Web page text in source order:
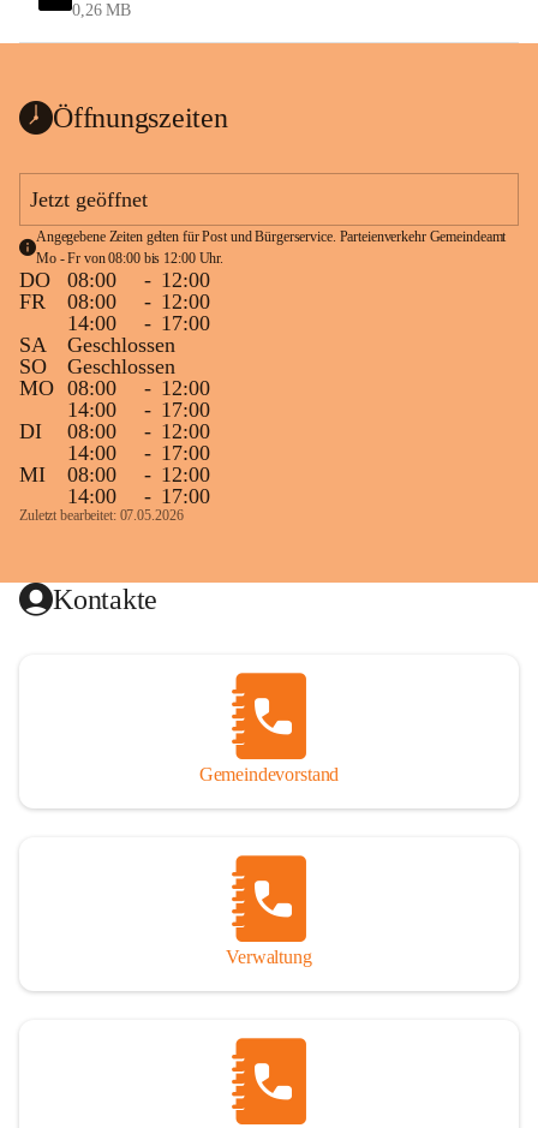
0,26 MB
Öffnungszeiten
Jetzt geöffnet
Angegebene Zeiten gelten für Post und Bürgerservice. Parteienverkehr Gemeindeamt
Mo - Fr von 08:00 bis 12:00 Uhr.
DO 08:00 - 12:00
FR
08:00 - 12:00
14:00
- 17:00
SA
Geschlossen
SO
Geschlossen
MO 08:00 - 12:00
14:00
- 17:00
DI
08:00 - 12:00
14:00
- 17:00
MI
08:00 - 12:00
14:00
- 17:00
Zuletzt bearbeitet: 07.05.2026
Kontakte
Gemeindevorstand
Verwaltung